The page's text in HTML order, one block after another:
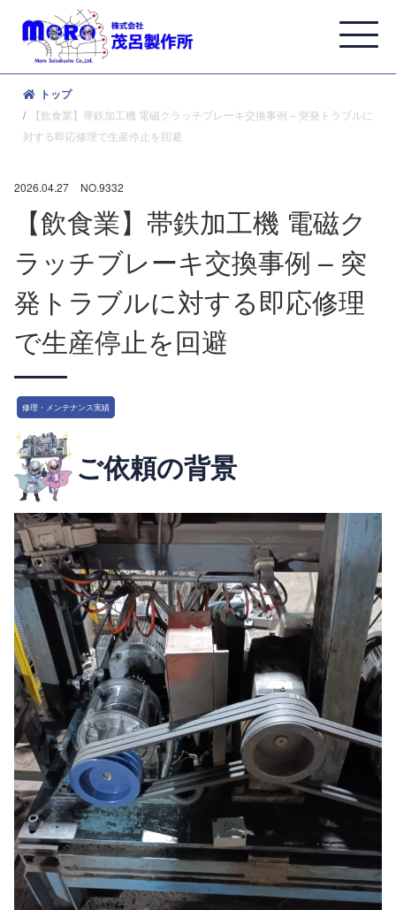
トップ
【飲食業】帯鉄加工機 電磁クラッチブレーキ交換事例 – 突発トラブルに
対する即応修理で生産停止を回避
2026.04.27 NO.9332
【飲食業】帯鉄加工機 電磁ク
ラッチブレーキ交換事例 – 突
発トラブルに対する即応修理
で生産停止を回避
修理・メンテナンス実績
ご依頼の背景